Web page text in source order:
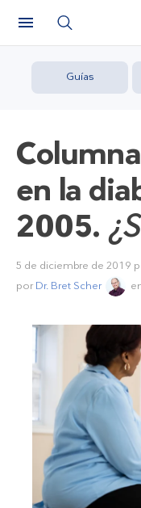
Guías
en la
2005.
5 de diciembre de 2019
por Dr. Bret Scher